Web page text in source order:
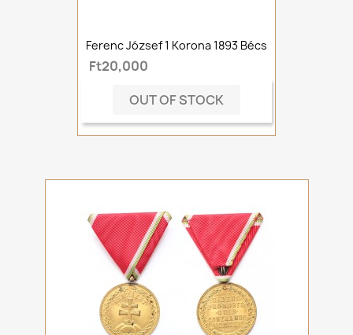
Ferenc József 1 Korona 1893 Bécs
Ft20,000
OUT OF STOCK